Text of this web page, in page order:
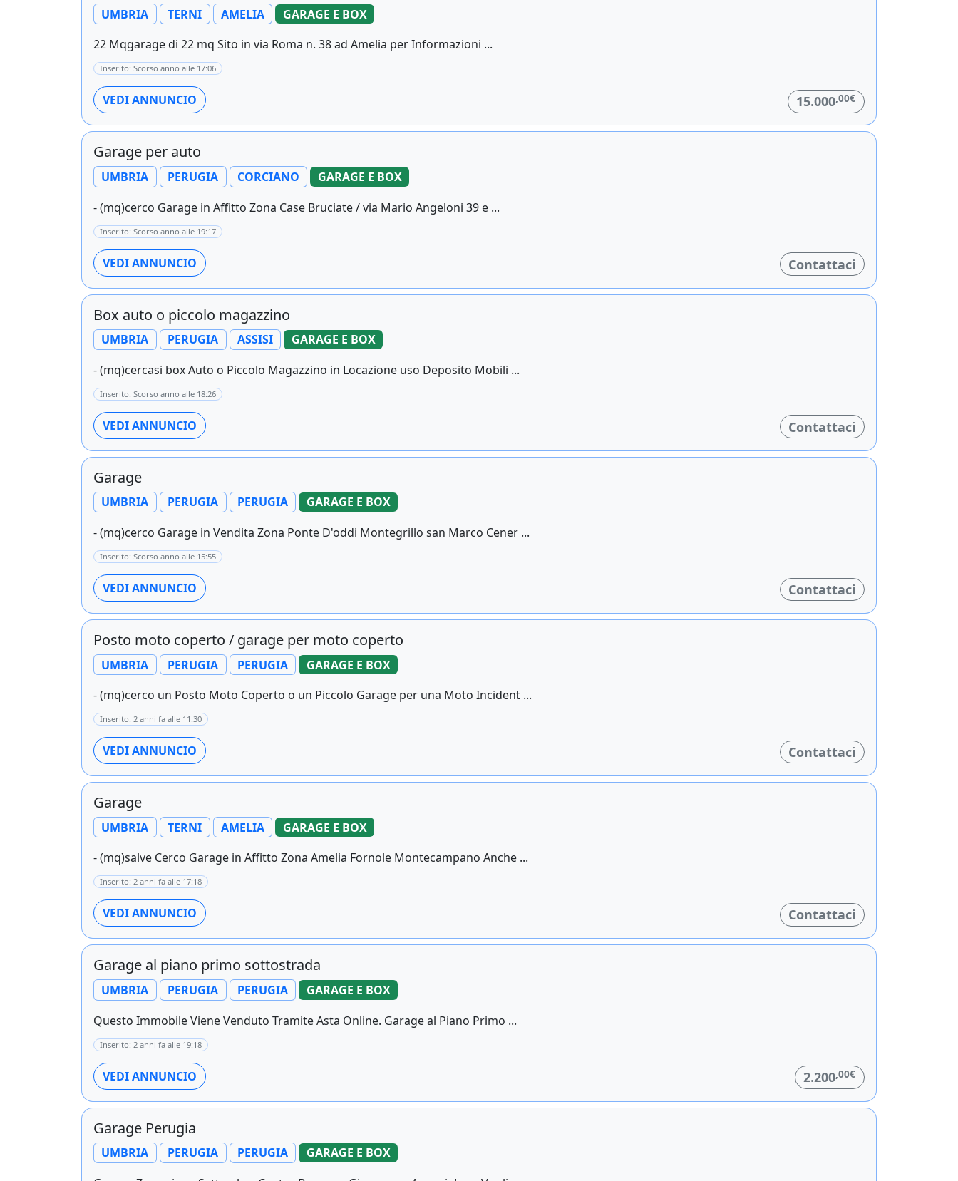
UMBRIA TERNI AMELIA
GARAGE E BOX
22 Mqgarage di 22 mq Sito in via Roma n. 38 ad Amelia per Informazioni ...
Inserito: Scorso anno alle 17:06
VEDI ANNUNCIO 15.000 ,00€
Garage per auto
UMBRIA PERUGIA CORCIANO
GARAGE E BOX
- (mq)cerco Garage in Affitto Zona Case Bruciate / via Mario Angeloni 39 e ...
Inserito: Scorso anno alle 19:17
VEDI ANNUNCIO Contattaci
Box auto o piccolo magazzino
UMBRIA PERUGIA ASSISI
GARAGE E BOX
- (mq)cercasi box Auto o Piccolo Magazzino in Locazione uso Deposito Mobili ...
Inserito: Scorso anno alle 18:26
VEDI ANNUNCIO Contattaci
Garage
UMBRIA PERUGIA PERUGIA
GARAGE E BOX
- (mq)cerco Garage in Vendita Zona Ponte D'oddi Montegrillo san Marco Cener ...
Inserito: Scorso anno alle 15:55
VEDI ANNUNCIO Contattaci
Posto moto coperto / garage per moto coperto
UMBRIA PERUGIA PERUGIA
GARAGE E BOX
- (mq)cerco un Posto Moto Coperto o un Piccolo Garage per una Moto Incident ...
Inserito: 2 anni fa alle 11:30
VEDI ANNUNCIO Contattaci
Garage
UMBRIA TERNI AMELIA
GARAGE E BOX
- (mq)salve Cerco Garage in Affitto Zona Amelia Fornole Montecampano Anche ...
Inserito: 2 anni fa alle 17:18
VEDI ANNUNCIO Contattaci
Garage al piano primo sottostrada
UMBRIA PERUGIA PERUGIA
GARAGE E BOX
Questo Immobile Viene Venduto Tramite Asta Online. Garage al Piano Primo ...
Inserito: 2 anni fa alle 19:18
VEDI ANNUNCIO 2.200,00€
Garage Perugia
UMBRIA PERUGIA PERUGIA
GARAGE E BOX